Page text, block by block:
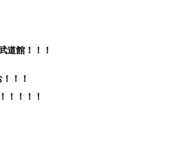
道館！！！
！！
！！！！